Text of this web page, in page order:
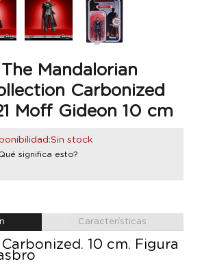
Mandalorian
Carbonized
Moff Gideon 10 cm
stock
significa esto?
Características
10 cm. Figura